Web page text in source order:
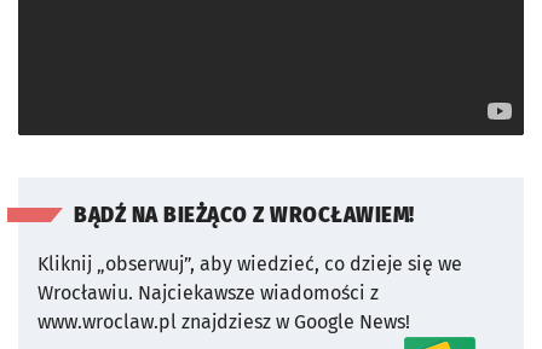
BĄDŹ NA BIEŻĄCO Z WROCŁAWIEM!
Kliknij „obserwuj”, aby wiedzieć, co dzieje się we
Wrocławiu. Najciekawsze wiadomości z
www.wroclaw.pl znajdziesz w Google News!